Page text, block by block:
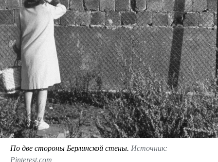
По две стороны Берлинской стены. Источник:
Pinterest.com